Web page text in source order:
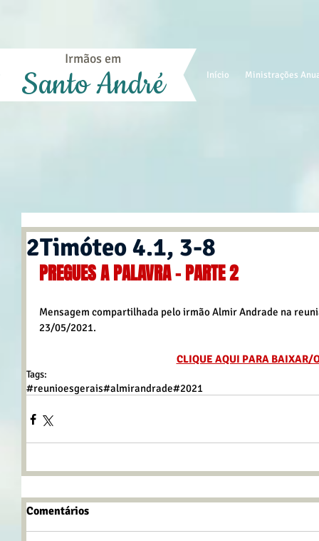
Início Ministrações
Irmãos em
Santo André
2Timóteo 4.1, 3-8
PREGUES A PALAVRA - PARTE 2
Mensagem compartilhada pelo irmão Almir Andrade na
23/05/2021.
CLIQUE AQUI PARA BAIXAR/
Tags:
#reunioesgerais#almirandrade#2021
Comentários